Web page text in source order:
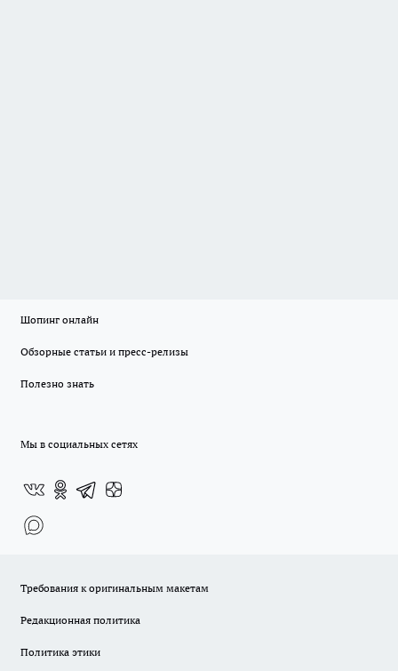
Шопинг онлайн
Обзорные статьи и пресс-релизы
Полезно знать
Мы в социальных сетях
Требования к оригинальным макетам
Редакционная политика
Политика этики